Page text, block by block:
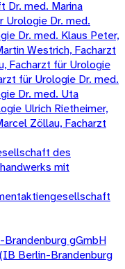
Dr. med. Marina
Urologie Dr. med.
Dr. med. Klaus Peter,
Westrich, Facharzt
Facharzt für Urologie
für Urologie Dr. med.
Dr. med. Uta
Ulrich Rietheimer,
Zöllau, Facharzt
des
mit
gGmbH
Berlin-Brandenburg